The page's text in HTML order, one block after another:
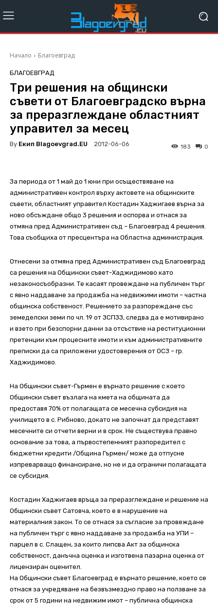
Начало Благоевград
БЛАГОЕВГРАД
Три решения на общински
съвети от Благоевградско върна
за преразглеждане областният
управител за месец
By Екип Blagoevgrad.EU 2012-06-06 0
183
За периода от 1 май до 1 юни при осъществяване на
административен контрол върху актовете на общинските
съвети, областният управител Костадин Хаджигаев върна за
ново обсъждане общо 3 решения и оспорва и отнася за
отмяна пред Административен съд – Благоевград 4 решения.
Това съобщиха от пресцентъра на Областна администрация.
Отнесени за отмяна пред Административен съд Благоевград
са решения на Общински съвет-Хаджидимово като
незаконосъобразни. Те касаят провеждане на публичен търг
с явно наддаване за продажба на недвижими имоти – частна
общинска собственост. Решението за разпореждане със
земеделски земи по чл. 19 от ЗСПЗЗ, следва да е мотивирано
и взето при безспорни данни за отсъствие на реституционни
претенции към процесните имоти и към административните
преписки да са приложени удостоверения от ОСЗ – гр.
Хаджидимово.
На Общински съвет-Гърмен е върнато решение с което
Общински съвет възлага на кмета на общината да
предоставя 70% от полагащата се месечна субсидия на
училището в с. Рибново, докато не започнат да представят
месечните си отчети верни и в срок. Не съществува правно
основание за това, а първостепенният разпоредител с
бюджетни кредити /Община Гърмен/ може да отпусне
изпреварващо финансиране, но не и да ограничи полагащата
се субсидия.
Костадин Хаджигаев връща за преразглеждане и решение на
Общински съвет Сатовча, което е в нарушение на
материалния закон. То се отнася за съгласие за провеждане
на публичен търг с явно наддаване за продажба на УПИ –
парцел в с. Слащен, за които липсва Акт за общинска
собственост, данъчна оценка и изготвена пазарна оценка от
лицензиран оценител.
На Общински съвет Благоевград е върнато решение, което се
отнася за учредяване на безвъзмездно право на ползване за
срок от 5 години на недвижим имот – публична общинска